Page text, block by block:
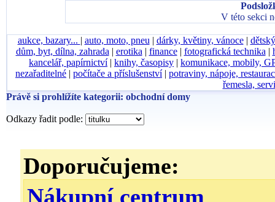
V této sekci
aukce, bazary... | auto, moto, pneu | dárky, květiny, vánoce|
dům, byt, dílna, zahrada | erotika | finance| fotografická technika |
kancelář, papírnictví| knihy, časopisy | komunikace, mobily,
nezařaditelné | počítače a příslušenství| potraviny, nápoje,
řemesla,
Právě si prohlížíte kategorii: obchodní domy
Odkazy řadit podle:
Doporučujeme:
Nákupní centrum